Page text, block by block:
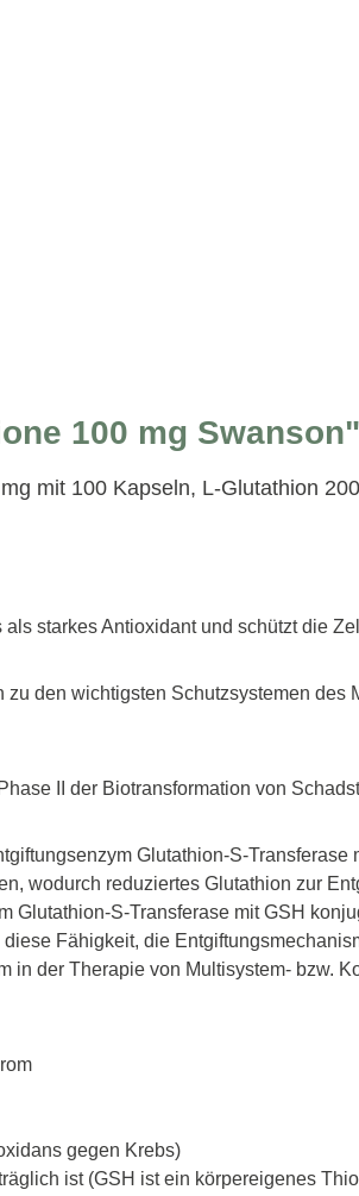
100 mg Swanson"
mit 100 Kapseln, L-Glutathion
starkes Antioxidant und schützt die
den wichtigsten Schutzsystemen des
II der Biotransformation von
Glutathion-S-
wodurch reduziertes Glutathion zur
Glutathion-S-Transferase mit GSH
Fähigkeit, die
der Therapie von Multisystem- bzw.
gegen Krebs)
ist (GSH ist ein körpereigenes